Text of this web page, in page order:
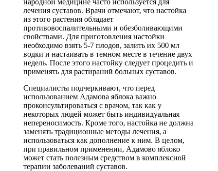
народной медицине часто используется для
лечения суставов. Врачи отмечают, что настойка
из этого растения обладает
противовоспалительными и обезболивающими
свойствами. Для приготовления настойки
необходимо взять 5-7 плодов, залить их 500 мл
водки и настаивать в темном месте в течение двух
недель. После этого настойку следует процедить и
применять для растираний больных суставов.
Специалисты подчеркивают, что перед
использованием Адамова яблока важно
проконсультироваться с врачом, так как у
некоторых людей может быть индивидуальная
непереносимость. Кроме того, настойка не должна
заменять традиционные методы лечения, а
использоваться как дополнение к ним. В целом,
при правильном применении, Адамово яблоко
может стать полезным средством в комплексной
терапии заболеваний суставов.